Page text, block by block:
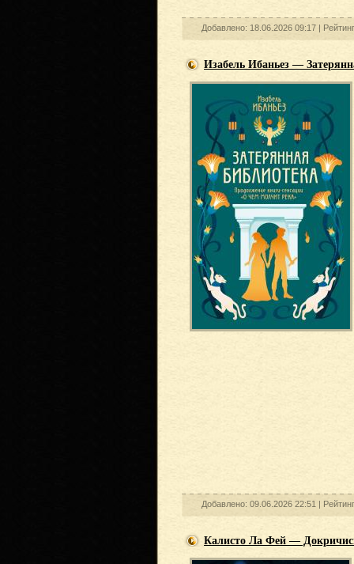
Добавлено: 18.06.2026 09:17 |
Изабель Ибаньез —
Добавлено: 09.06.2026 22:51 |
Калисто Ла Фей —